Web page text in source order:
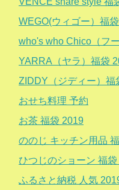
WEGO(ウィゴー）福
who's who Chico（フ
YARRA（ヤラ）福袋
ZIDDY（ジディー）福
おせち料理 予約
お茶 福袋 2019
ののじ キッチン用品
ひつじのショーン 福
ふるさと納税 人気